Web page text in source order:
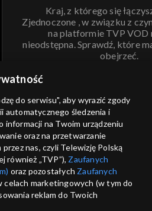
Kraj, z którego się
Zjednoczone , w związku z
na platformie TVP VOD
nieodstępna. Sprawdź, które
obejrzeć.
ANULUJ
do serwisu", aby wyrazić zgody
automatycznego śledzenia i
informacji na Twoim urządzeniu
oraz na przetwarzanie
nas, czyli Telewizję Polską
również „TVP”), Zaufanych
oraz pozostałych Zaufanych
celach marketingowych (w tym do
reklam do Twoich